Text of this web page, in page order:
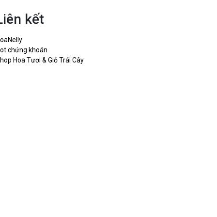
kết
chứng khoán
Hoa Tươi & Giỏ Trái Cây